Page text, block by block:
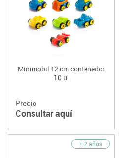
Lenguaje &
Minimobil 12 cm contenedor
10 u.
Precio
Consultar aquí
+ 2 años